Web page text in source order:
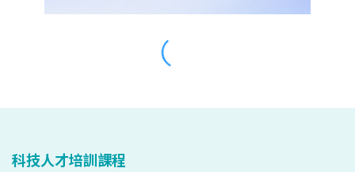
科技人才培訓課程